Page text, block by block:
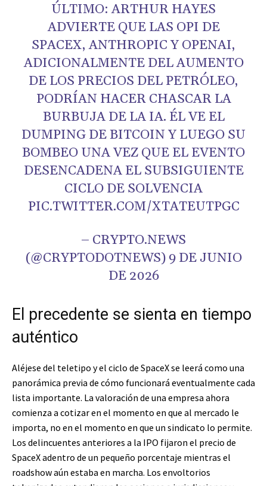
ÚLTIMO: ARTHUR HAYES
ADVIERTE QUE LAS OPI DE
SPACEX, ANTHROPIC Y OPENAI,
ADICIONALMENTE DEL AUMENTO
DE LOS PRECIOS DEL PETRÓLEO,
PODRÍAN HACER CHASCAR LA
BURBUJA DE LA IA. ÉL VE EL
DUMPING DE BITCOIN Y LUEGO SU
BOMBEO UNA VEZ QUE EL EVENTO
DESENCADENA EL SUBSIGUIENTE
CICLO DE SOLVENCIA
PIC.TWITTER.COM/XTATEUTPGC
– CRYPTO.NEWS
(@CRYPTODOTNEWS) 9 DE JUNIO
DE 2026
El precedente se sienta en tiempo
auténtico
Aléjese del teletipo y el ciclo de SpaceX se leerá como una
panorámica previa de cómo funcionará eventualmente cada
lista importante. La valoración de una empresa ahora
comienza a cotizar en el momento en que al mercado le
importa, no en el momento en que un sindicato lo permite.
Los delincuentes anteriores a la IPO fijaron el precio de
SpaceX adentro de un pequeño porcentaje mientras el
roadshow aún estaba en marcha. Los envoltorios